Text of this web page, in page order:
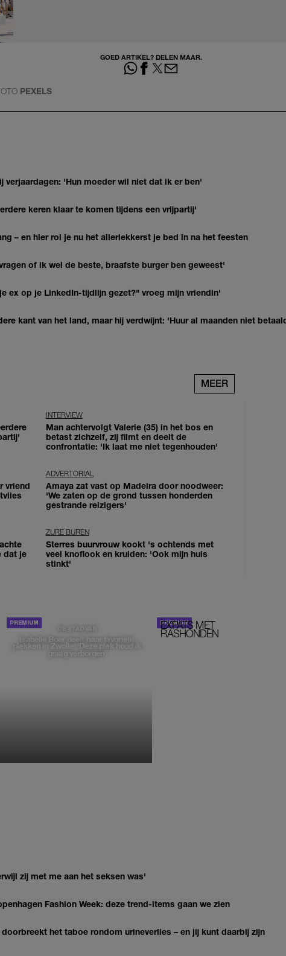
GOED ARTIKEL? DELEN MAAR.
PEXELS
'Hun moeder wil niet dat ik er ben'
keren klaar te komen tijdens een vrijpartij'
– en hier rol je nu het allerlekkerst je bed in na het feesten
of ik wel de beste, braafste burger ben geweest'
ex op je LinkedIn-tijdlijn gezet?" vroeg mijn vriendin'
kant van het land, maar hij verdwijnt: 'Huur al maanden niet
MEER
INTERVIEW
Man achtervolgt Valerie (35) in het bos en
betast zichzelf, zij filmt en deelt de
confrontatie: 'Ik laat me niet tegenhouden'
vriend
ADVERTORIAL
Amaya zat vast op Madeira door noodweer:
'We zaten op de grond tussen honderden
gestrande reizigers'
dat je
ZURE BUREN
Sterres buurvrouw kookt 's ochtends met
veel knoflook en kruiden: 'Ook mijn huis
stinkt'
DE STAD VAN
Isabelle Boer deelt haar favoriete
plekken in Zwolle: 'Deze plek houd ik
graag verborgen'
EXPATS MET
RASHONDEN
zij met me aan het seksen was'
Fashion Week: deze trend-items gaan we zien
het taboe rondom urineverlies – en jij kunt daarbij zijn